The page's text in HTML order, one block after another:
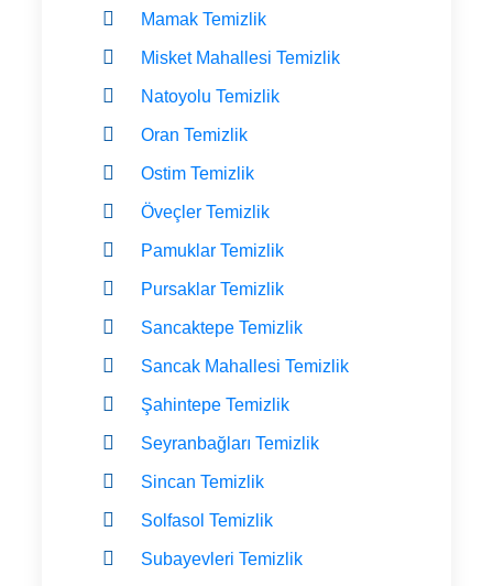
Mamak Temizlik
Misket Mahallesi Temizlik
Natoyolu Temizlik
Oran Temizlik
Ostim Temizlik
Öveçler Temizlik
Pamuklar Temizlik
Pursaklar Temizlik
Sancaktepe Temizlik
Sancak Mahallesi Temizlik
Şahintepe Temizlik
Seyranbağları Temizlik
Sincan Temizlik
Solfasol Temizlik
Subayevleri Temizlik